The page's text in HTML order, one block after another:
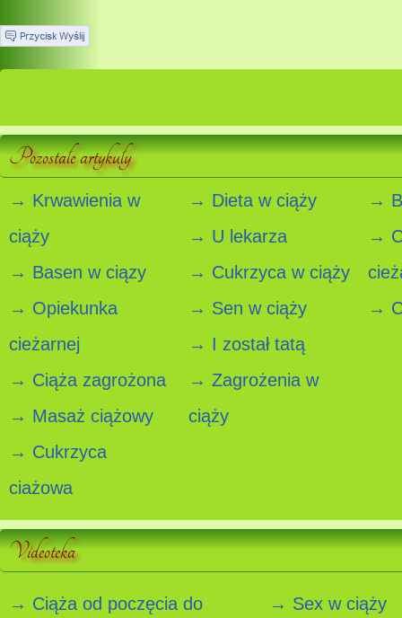
Pozostałe artykuły
→ Krwawienia w
ciąży
→ Basen w ciązy
→ Opiekunka
cieżarnej
→ Ciąża zagrożona
→ Masaż ciążowy
→ Cukrzyca
ciażowa
→ Dieta w ciąży
→ U lekarza
→ Cukrzyca w ciąży
→ Sen w ciąży
→ I został tatą
→ Zagrożenia w
ciąży
→
→
→
Videoteka
→ Ciąża od poczęcia do → Sex w ciąży